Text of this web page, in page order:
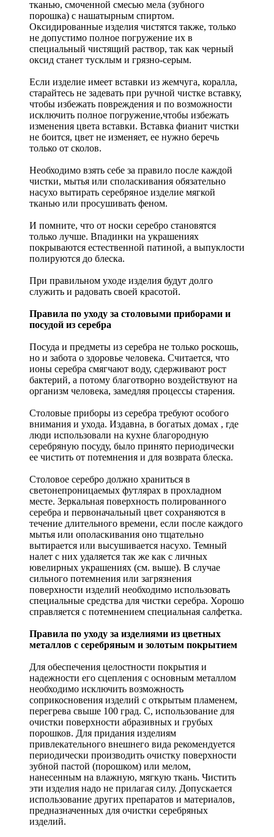
тканью, смоченной смесью мела (зубного
порошка) с нашатырным спиртом.
Оксидированные изделия чистятся также, только
не допустимо полное погружение их в
специальный чистящий раствор, так как черный
оксид станет тусклым и грязно-серым.
Если изделие имеет вставки из жемчуга, коралла,
старайтесь не задевать при ручной чистке вставку,
чтобы избежать повреждения и по возможности
исключить полное погружение,чтобы избежать
изменения цвета вставки. Вставка фианит чистки
не боится, цвет не изменяет, ее нужно беречь
только от сколов.
Необходимо взять себе за правило после каждой
чистки, мытья или споласкивания обязательно
насухо вытирать серебряное изделие мягкой
тканью или просушивать феном.
И помните, что от носки серебро становятся
только лучше. Впадинки на украшениях
покрываются естественной патиной, а выпуклости
полируются до блеска.
При правильном уходе изделия будут долго
служить и радовать своей красотой.
Правила по уходу за столовыми приборами и
посудой из серебра
Посуда и предметы из серебра не только роскошь,
но и забота о здоровье человека. Считается, что
ионы серебра смягчают воду, сдерживают рост
бактерий, а потому благотворно воздействуют на
организм человека, замедляя процессы старения.
Столовые приборы из серебра требуют особого
внимания и ухода. Издавна, в богатых домах , где
люди использовали на кухне благородную
серебряную посуду, было принято периодически
ее чистить от потемнения и для возврата блеска.
Столовое серебро должно храниться в
светонепроницаемых футлярах в прохладном
месте. Зеркальная поверхность полированного
серебра и первоначальный цвет сохраняются в
течение длительного времени, если после каждого
мытья или ополаскивания оно тщательно
вытирается или высушивается насухо. Темный
налет с них удаляется так же как с личных
ювелирных украшениях (см. выше). В случае
сильного потемнения или загрязнения
поверхности изделий необходимо использовать
специальные средства для чистки серебра. Хорошо
справляется с потемнением специальная салфетка.
Правила по уходу за изделиями из цветных
металлов с серебряным и золотым покрытием
Для обеспечения целостности покрытия и
надежности его сцепления с основным металлом
необходимо исключить возможность
соприкосновения изделий с открытым пламенем,
перегрева свыше 100 град. С, использование для
очистки поверхности абразивных и грубых
порошков. Для придания изделиям
привлекательного внешнего вида рекомендуется
периодически производить очистку поверхности
зубной пастой (порошком) или мелом,
нанесенным на влажную, мягкую ткань. Чистить
эти изделия надо не прилагая силу. Допускается
использование других препаратов и материалов,
предназначенных для очистки серебряных
изделий.